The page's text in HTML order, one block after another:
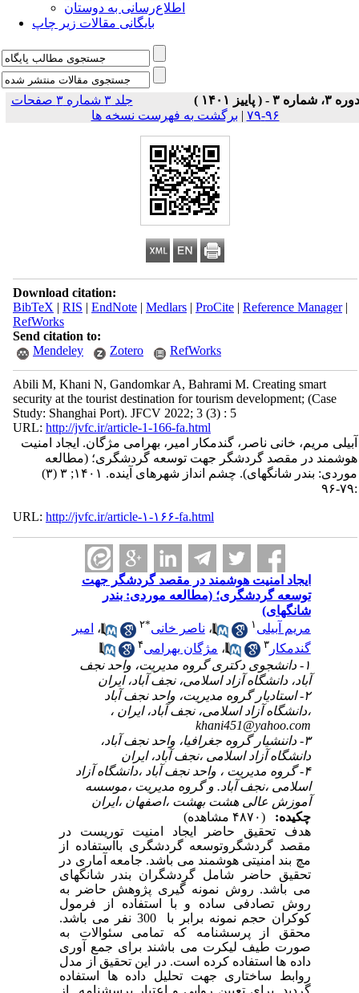
اطلاع‌رسانی به دوستان
بایگانی مقالات زیر چاپ
دوره ۳، شماره ۳ - ( پاییز ۱۴۰۱ )
جلد ۳ شماره ۳ صفحات
۹۶-۷۹
| برگشت به فهرست نسخه ها
Download citation:
BibTeX | RIS | EndNote| Medlars| ProCite| Reference Manager|
RefWorks
Send citation to:
Mendeley
Zotero RefWorks
Abili M, Khani N, Gandomkar A, Bahrami M. Creating smart
security at the tourist destination for tourism development; (Case
Study: Shanghai Port). JFCV 2022; 3 (3) : 5
URL: http://jvfc.ir/article-1-166-fa.html
آبیلی مریم، خانی ناصر، گندمکار امیر، بهرامی مژگان. ایجاد امنیت
هوشمند در مقصد گردشگر جهت توسعه گردشگری؛ (مطالعه
موردی: بندر شانگهای). چشم انداز شهرهای آینده. ۱۴۰۱; ۳ (۳)
:۷۹-۹۶
URL: http://jvfc.ir/article-۱-۱۶۶-fa.html
ایجاد امنیت هوشمند در مقصد گردشگر جهت
توسعه گردشگری؛ (مطالعه موردی: بندر
شانگهای)
مریم آبیلی ۱ ، ناصر خانی*۲ ، امیر
گندمکار ۳ ، مژگان بهرامی۴
۱- دانشجوی دکتری گروه مدیریت، واحد نجف
آباد، دانشگاه آزاد اسلامی، نجف آباد، ایران
۲- استادیار گروه مدیریت، واحد نجف آباد
،دانشگاه آزاد اسلامی، نجف آباد، ایران ،
khani451@yahoo.com
۳- داننشیار گروه جغرافیا، واحد نجف آباد،
دانشگاه آزاد اسلامی ،نجف آباد، ایران
۴- گروه مدیریت ، واحد نجف آباد ،دانشگاه آزاد
اسلامی ،نجف آباد. و گروه مدیریت ،موسسه
آموزش عالی هشت بهشت ،اصفهان ،ایران
چکیده:
(۴۸۷۰ مشاهده)
هدف تحقیق حاضر ایجاد امنیت توریست در
مقصد گردشگروتوسعه گردشگری بااستفاده از
مچ بند امنیتی هوشمند می باشد. جامعه آماری در
تحقیق حاضر شامل گردشگران بندر شانگهای
می باشد. روش نمونه گیری پژوهش حاضر به
روش تصادفی ساده و با استفاده از فرمول
کوکران حجم نمونه برابر با 300 نفر می باشد
.
محقق از پرسشنامه که تمامی سئوالات به
صورت طیف لیکرت می باشند برای جمع آوری
داده ها استفاده کرده است. در این تحقیق از مدل
روابط ساختاری جهت تحلیل داده ها استفاده